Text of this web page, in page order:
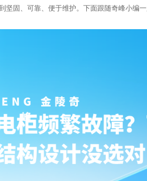
坚固、可靠、便于维护。下面跟随奇峰小编